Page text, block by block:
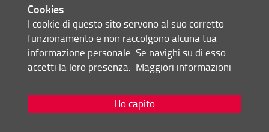
Via della Mattonaia, 14 - 50121 Firenze (FI)
Tel: +39 055 2755410 (portineria di Santa Teresa, Firenze)
055 2755180/5181 (portineria di Santa Verdiana, Firenze)
055 2757079 (portineria Design Campus, Calenzano)
Email:scuola(AT)architettura.unifi.it
Cookies
I cookie di questo sito servono al suo corretto
funzionamento e non raccolgono alcuna tua
informazione personale. Se navighi su di esso
accetti la loro presenza. Maggiori informazioni
Ho capito